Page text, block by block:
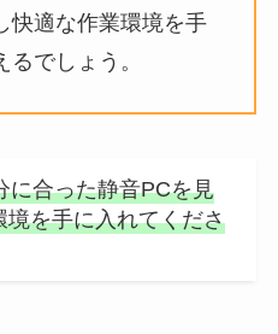
快適な作業環境を手
でしょう。
に合った静音PCを見
を手に入れてくださ